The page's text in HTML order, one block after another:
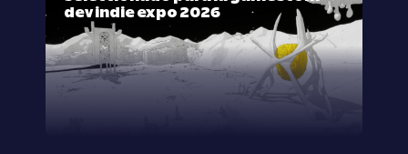
dev indie expo 2026